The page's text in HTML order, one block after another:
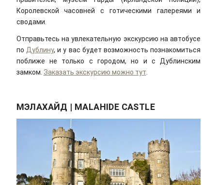
Королевской часовней с готическими галереями и
сводами.
Отправьтесь на увлекательную экскурсию на автобусе
по Дублину, и у вас будет возможность познакомиться
поближе не только с городом, но и с Дублинским
замком. Заказать экскурсию можно тут
МЭЛАХАЙД | MALAHIDE CASTLE